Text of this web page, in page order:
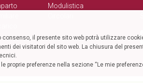
Modulistica
il presente sito web potrà utilizzare
dei visitatori del sito web. La chiusura del
preferenze nella sezione “Le mie